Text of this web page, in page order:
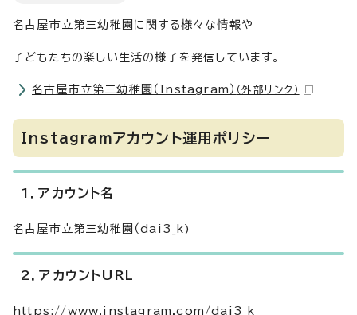
名古屋市立第三幼稚園に関する様々な情報や
子どもたちの楽しい生活の様子を発信しています。
名古屋市立第三幼稚園（Instagram） （外部リンク）
Instagramアカウント運用ポリシー
1．アカウント名
名古屋市立第三幼稚園（dai3_k)
2．アカウントURL
https://www.instagram.com/dai3_k